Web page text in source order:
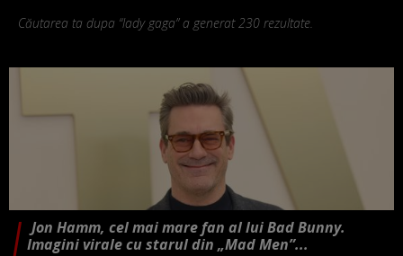
Căutarea ta dupa “lady gaga” a generat 230 rezultate.
Jon Hamm, cel mai mare fan al lui Bad Bunny.
Imagini virale cu starul din „Mad Men”...